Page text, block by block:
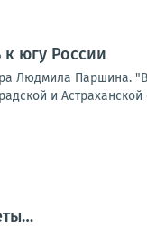
югу России
Людмила Паршина.
и Астраханской